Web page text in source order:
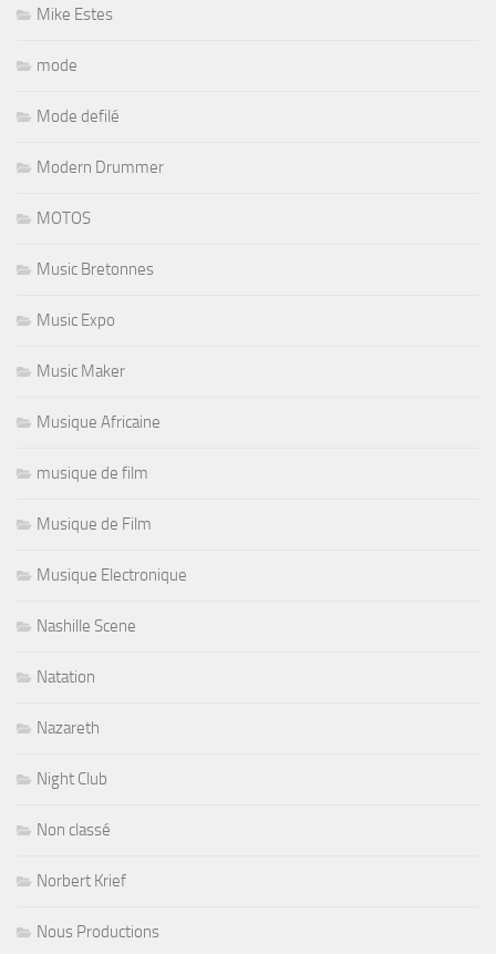
Mike Estes
mode
Mode defilé
Modern Drummer
MOTOS
Music Bretonnes
Music Expo
Music Maker
Musique Africaine
musique de film
Musique de Film
Musique Electronique
Nashille Scene
Natation
Nazareth
Night Club
Non classé
Norbert Krief
Nous Productions